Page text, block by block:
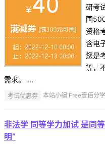
研考
国
资格
含电
您是
等，
需求。 ...
考试优惠券 本站小编 Free壹佰分
非法学 同等学力加试 是同
明“